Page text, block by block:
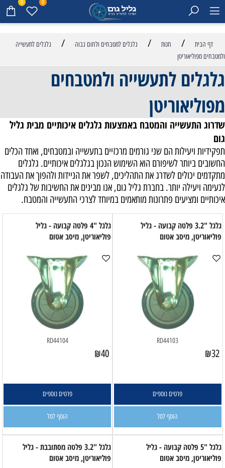
0 0
דף הבית / חנות / גלגלים למטבחים ולחום גבוה /
גלגלים לתעשייה
ולמטבחים מפוליאוריטן
גלגלים לתעשייה ולמטבחים
מפוליאוריטן
שדרוג התעשייה והמטבח באמצעות גלגלים איכותיים מבית גליל
גום
תפקידיות ויעילות הם שני גורמים מרכזיים בתעשייה ובמטבחים, ואחד הכלים
החשובים ביותר לשיפורם הוא השימוש הנכון בגלגלים איכותיים. גלגלים
מתקדמים יכולים לשדרג את התהליכים, לשפר את הניידות ולהפוך את העבודה
לנעימה ויעילה יותר. בחברת גליל גום, אנו מבינים את החשיבות של גלגלים
איכותיים ומציעים פתרונות מותאמים במיוחד לצרכי התעשייה והמטבח.
גלגל "3.2 פלטה קבועה - גליל
פוליאוריטן, מיסב אטום
RD44103
₪32
פרטים נוספים
הוסף לסל
גלגל "4 פלטה קבועה - גליל
פוליאוריטן, מיסב אטום
RD44104
₪40
פרטים נוספים
הוסף לסל
גלגל "5 פלטה קבועה - גליל
פוליאוריטן, מיסב אטום
גלגל "3.2 פלטה מסתובבת - גליל
פוליאוריטן, מיסב אטום